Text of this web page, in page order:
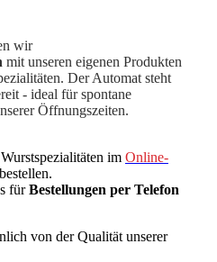
wir
mit unseren eigenen Produkten
Der Automat steht
- ideal für spontane
Öffnungszeiten.
im Online-
fürBestellungen per Telefon
von der Qualität unserer